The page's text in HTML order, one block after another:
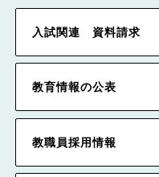
入試関連 資料請求
教育情報の公表
教職員採用情報